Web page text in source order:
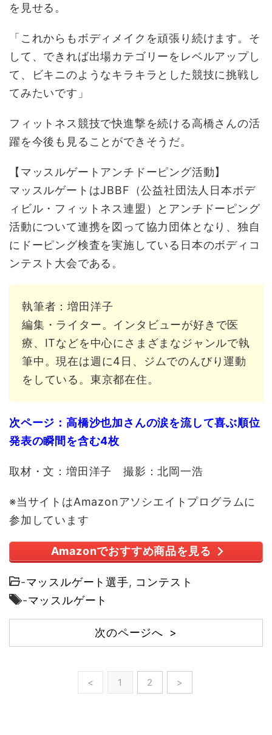
を見せる。
「これからもボディメイクを頑張り続けます。そ
して、できれば出場カテゴリーをレベルアップし
て、ビキニのようなキラキラとした競技に挑戦し
てみたいです」
フィットネス競技で快進撃を続ける高橋さんの活
躍を今後も見ることができそうだ。
【マッスルゲートアンチドーピング活動】
マッスルゲートはJBBF（公益社団法人日本ボデ
ィビル・フィットネス連盟）とアンチドーピング
活動について連携を図って協力団体となり、独自
にドーピング検査を実施している日本のボディコ
ンテスト大会である。
執筆者：増田洋子
編集・ライター。インタビューが好きで医
療、ITなどを中心にさまざまなジャンルで執
筆中。現在は週に4日、ジムでのんびり運動
をしている。東京都在住。
次ページ：高橋沙也加さんの涙を流して喜ぶ順位
発表の瞬間を含む4枚
取材・文：増田洋子 撮影：北岡一浩
※当サイトはAmazonアソシエイトプログラムに
参加しています
Amazonでおすすめ商品を見る
-マッスルゲート選手, コンテスト
-マッスルゲート
次のページへ >
< 1 2 >